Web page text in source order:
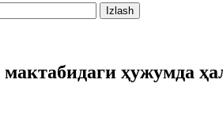
ҳужумда